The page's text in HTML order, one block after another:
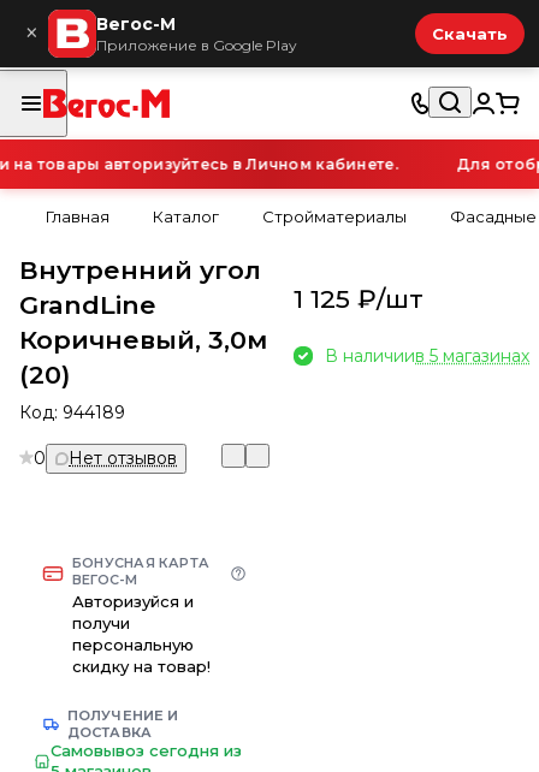
× Вегос-М
Приложение в Google Play
Скачать
товары авторизуйтесь в Личном кабинете. Для
Главная Каталог Стройматериалы Фасадные
Внутренний угол
GrandLine
Коричневый, 3,0м
(20)
Код: 944189
0 Нет отзывов
БОНУСНАЯ КАРТА
ВЕГОС-М
Авторизуйся и
получи
персональную
скидку на товар!
ПОЛУЧЕНИЕ И
ДОСТАВКА
Самовывоз сегодня из
1 125 ₽/шт
В наличиив 5 магазинах